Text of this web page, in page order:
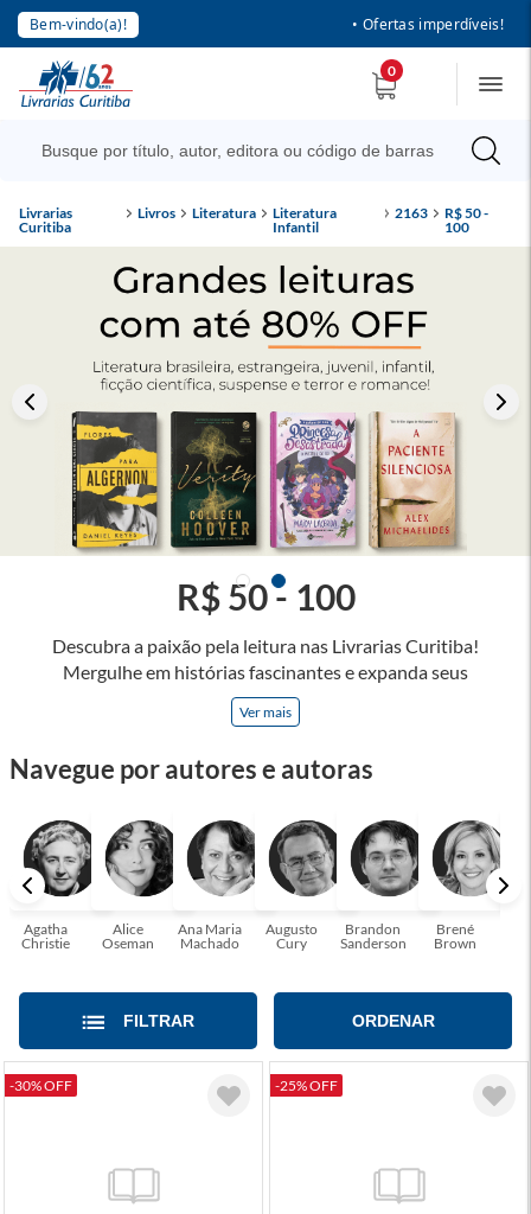
Bem-vindo(a)! • Ofertas imperdíveis!
0
Livrarias
Curitiba
Livros Literatura
Literatura
Infantil
2163
R$ 50 -
100
Descubra a paixão pela leitura nas Livrarias Curitiba!
Mergulhe em histórias fascinantes e expanda seus
horizontes, onde cada página é uma porta para novos
universos e perspectivas. Ler nos permite viajar sem sair do
e tenha a oportunidade de alcançar o seu crescimento
passe um tempo no mundo da imaginação! A leitura
transforma vidas e estamos aqui para ajudar a transformar a
sua! Tenha certeza, temos o livro perfeito para você!
Ver mais
R$ 50 - 100
Navegue por autores e autoras
Agatha
Christie
Alice
Oseman
Ana Maria
Machado
Augusto
Cury
Brandon
Sanderson
Brené
Brown
FILTRAR ORDENAR
-30% OFF -25% OFF